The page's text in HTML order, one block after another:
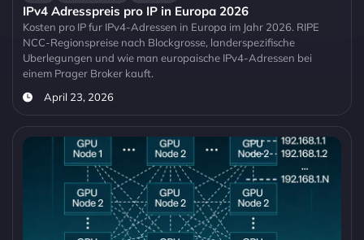
IPv4 Adresspreis pro IP in Europa 2026
Kosten pro IP fur IPv4-Adressen in Europa im Jahr 2026. RIPE
NCC-Regionspreise nach Blockgrosse, landerspezifische
Uberlegungen und wie man europaische IPv4-Adressen bei
einem Prager Broker kauft.
April 23, 2026